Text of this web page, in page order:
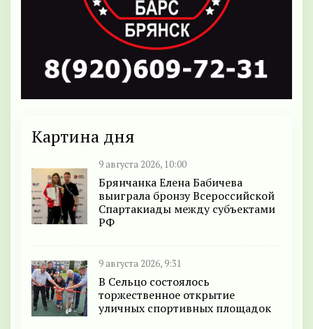
Картина дня
9 августа 2026, 10:00
Брянчанка Елена Бабичева
выиграла бронзу Всероссийской
Спартакиады между субъектами
РФ
9 августа 2026, 9:31
В Сельцо состоялось
торжественное открытие
уличных спортивных площадок